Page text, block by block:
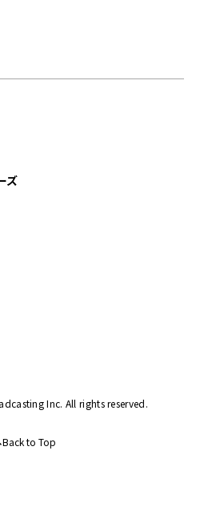
ズ
Inc. All rights reserved.
Back to Top